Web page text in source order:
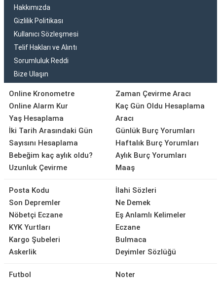
Hakkımızda
Gizlilik Politikası
Kullanıcı Sözleşmesi
Telif Hakları ve Alıntı
Sorumluluk Reddi
Bize Ulaşın
Online Kronometre
Online Alarm Kur
Yaş Hesaplama
İki Tarih Arasındaki Gün
Sayısını Hesaplama
Bebeğim kaç aylık oldu?
Uzunluk Çevirme
Zaman Çevirme Aracı
Kaç Gün Oldu Hesaplama
Aracı
Günlük Burç Yorumları
Haftalık Burç Yorumları
Aylık Burç Yorumları
Maaş
Posta Kodu
Son Depremler
Nöbetçi Eczane
KYK Yurtları
Kargo Şubeleri
Askerlik
İlahi Sözleri
Ne Demek
Eş Anlamlı Kelimeler
Eczane
Bulmaca
Deyimler Sözlüğü
Futbol
Noter